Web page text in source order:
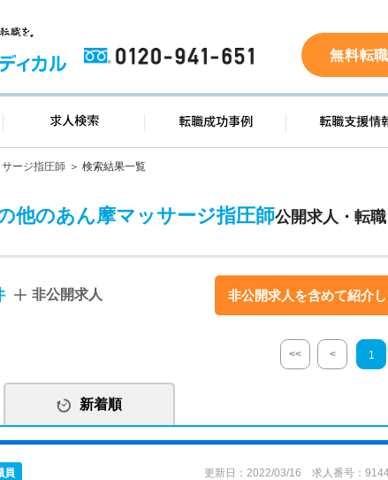
0120-941-651 無料転
ご利用ガイド 求人検索 転職成功事例
ージ指圧師 検索結果一覧
他のあん摩マッサージ指圧師公開求人・転
非公開求人 非公開求人を含めて紹介
<< < 1
新着順
員 更新日：2022/03/16 求人番号：